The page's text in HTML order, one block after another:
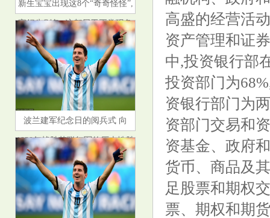
宝妈先别急, 这都属于正常现象
波兰建军纪念日的阅兵式 向
1920年战胜苏联红军的历史性胜
利致敬
高盛的经营活
资产管理和证
中,投资银行部
投资部门为
资银行部门为
资部门交易和
资基金、政府
货币、商品及
足股票和期权
票、期权和期